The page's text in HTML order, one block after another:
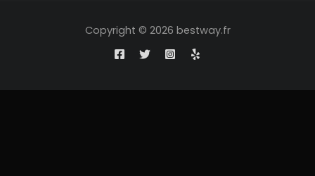
Copyright © 2026 bestway.fr